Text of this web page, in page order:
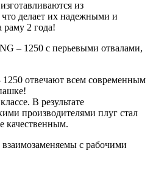
из
что делает их надежными и
раму 2 года!
– 1250 с перьевыми отвалами,
отвечают всем современным
В результате
производителями плуг стал
качественным.
с рабочими